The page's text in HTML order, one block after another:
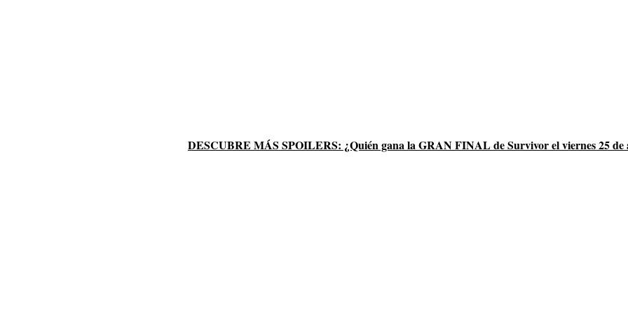
DESCUBRE MÁS SPOILERS: ¿Quién gana la GRAN FINAL de Survivor el viernes 25 de